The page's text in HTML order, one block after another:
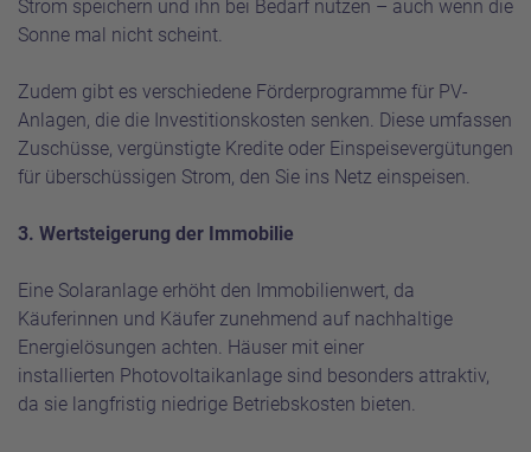
Strom speichern und ihn bei Bedarf nutzen – auch wenn die
Sonne mal nicht scheint.
Zudem gibt es verschiedene Förderprogramme für PV-
Anlagen, die die Investitionskosten senken. Diese umfassen
Zuschüsse, vergünstigte Kredite oder Einspeisevergütungen
für überschüssigen Strom, den Sie ins Netz einspeisen.
3. Wertsteigerung der Immobilie
Eine Solaranlage erhöht den Immobilienwert, da
Käuferinnen und Käufer zunehmend auf nachhaltige
Energielösungen achten. Häuser mit einer
installierten Photovoltaikanlage sind besonders attraktiv,
da sie langfristig niedrige Betriebskosten bieten.